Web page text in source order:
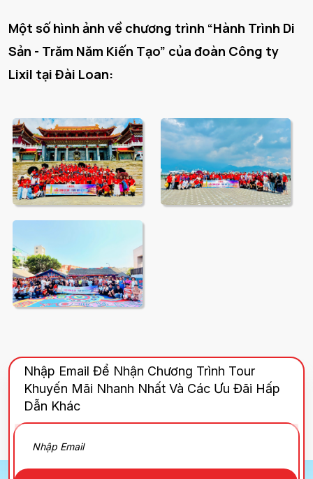
Một số hình ảnh về chương trình “Hành Trình Di
Sản - Trăm Năm Kiến Tạo” của đoàn Công ty
Lixil tại Đài Loan:
Nhập Email Để Nhận Chương Trình Tour
Khuyến Mãi Nhanh Nhất Và Các Ưu Đãi Hấp
Dẫn Khác